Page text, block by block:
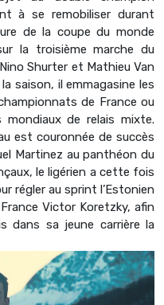
à se remobiliser durant
de la coupe du monde
la troisième marche du
Shurter et Mathieu Van
saison, il emmagasine les
de France ou
de relais mixte.
est couronnée de succès
Martinez au panthéon du
le ligérien a cette fois
régler au sprint l’Estonien
Victor Koretzky, afin
dans sa jeune carrière la